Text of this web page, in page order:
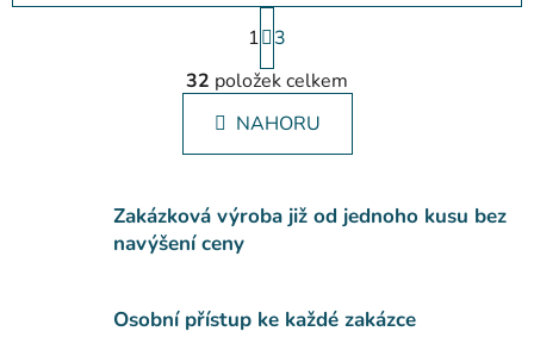
O
v
l
á
d
c
v
S
t
r
á
k
o
n
1
3
32 položek celkem
NAHORU
Zakázková výroba již od jednoho kusu bez
navýšení ceny
Osobní přístup ke každé zakázce